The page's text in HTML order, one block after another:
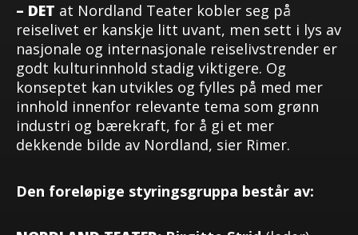
– DET at Nordland Teater kobler seg på
reiselivet er kanskje litt uvant, men sett i lys av
nasjonale og internasjonale reiselivstrender er
godt kulturinnhold stadig viktigere. Og
konseptet kan utvikles og fylles på med mer
innhold innenfor relevante tema som grønn
industri og bærekraft, for å gi et mer
dekkende bilde av Nordland, sier Rimer.
Den foreløpige styringsgruppa består av: